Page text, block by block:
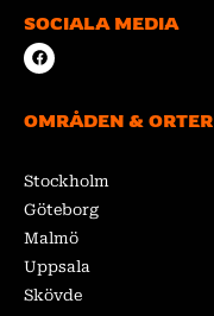
SOCIALA MEDIA
F
a
c
o
OMRÅDEN & ORTER
Stockholm
Göteborg
Malmö
Uppsala
Skövde